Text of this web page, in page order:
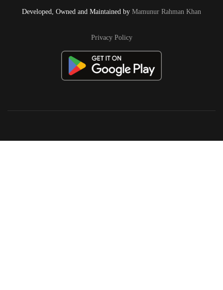
Developed, Owned and Maintained by Mamunur Rahman Khan
Privacy Policy